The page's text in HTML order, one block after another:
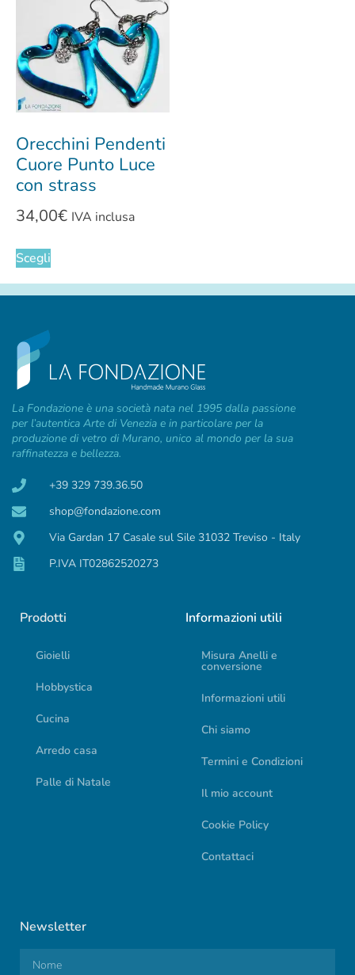
Orecchini Pendenti
Cuore Punto Luce
con strass
34,00€ IVA inclusa
Scegli
La Fondazione è una società nata nel 1995 dalla passione
per l’autentica Arte di Venezia e in particolare per la
produzione di vetro di Murano, unico al mondo per la sua
raffinatezza e bellezza.
+39 329 739.36.50
shop@fondazione.com
Via Gardan 17 Casale sul Sile 31032 Treviso - Italy
P.IVA IT02862520273
Prodotti
Gioielli
Hobbystica
Cucina
Arredo casa
Palle di Natale
Informazioni utili
Misura Anelli e
conversione
Informazioni utili
Chi siamo
Termini e Condizioni
Il mio account
Cookie Policy
Contattaci
Newsletter